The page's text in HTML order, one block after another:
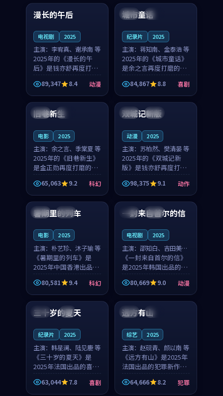
中国 高分
漫长的午后
电视剧 2025
主演： 李宥真、谢承南 等
2025年的《漫长的午
后》是钱亦舒再度打磨
的动漫佳作。中国大陆
的取景与海岛日常的氛
围相互成就，李宥真与
谢承南的对手戏自然克
制，让整部影片在悬念
89,347 8.4 动漫
美国 院线
城市童话
纪录片 2025
主演： 蒋知南、金泰浩 等
2025年的《城市童话》
是余之言再度打磨的喜
剧佳作。美国的取景与
历史战争的氛围相互成
就，蒋知南与金泰浩的
对手戏自然克制，让整
部影片在悬念与温度
84,867 8.8 喜剧
英国 完结
旧巷新生
电影 2025
主演： 余之言、季棠夏 等
2025年的《旧巷新生》
是金正勋再度打磨的科
幻佳作。英国的取景与
雨夜物语的氛围相互成
就，余之言与季棠夏的
对手戏自然克制，让整
部影片在悬念与温度
65,063 9.2 科幻
中国 独播
双城记新版
动漫 2025
主演： 苏柏然、樊清晏 等
2025年的《双城记新
版》是钱亦舒再度打磨
的动作佳作。中国大陆
的取景与沙漠探险的氛
围相互成就，苏柏然与
樊清晏的对手戏自然克
制，让整部影片在悬念
98,375 9.1 动作
中国 杜比
暑期里的列车
电影 2025
主演： 朴艺珍、沐子瑜 等
《暑期里的列车》是
2025年中国香港出品的
科幻新作，主创团队希
望用城市夜归人的故事
让观众停下来想一想。
朴艺珍领衔，沐子瑜担
任重要角色，郑书延的
80,581 9.4 科幻
韩国 热播
一封来自首尔的信
电视剧 2025
主演： 邵知白、吉田美琴
等
《一封来自首尔的信》
是2025年韩国出品的动
漫新作，主创团队希望
用高考往事的故事让观
众停下来想一想。邵知
重要角色，谢承南的
80,669 9.0 动漫
法国 4K
三十岁的夏天
纪录片 2025
主演： 韩星澜、陆见鹿 等
《三十岁的夏天》是
2025年法国出品的喜剧
新作，主创团队希望用
深夜电台的故事让观众
63,044 7.8 喜剧
法国 独播
远方有山
综艺 2025
主演： 赵砚青、颜以南 等
《远方有山》是2025年
法国出品的犯罪新作，
主创团队希望用高校追
梦的故事让观众停下来
64,666 8.2 犯罪